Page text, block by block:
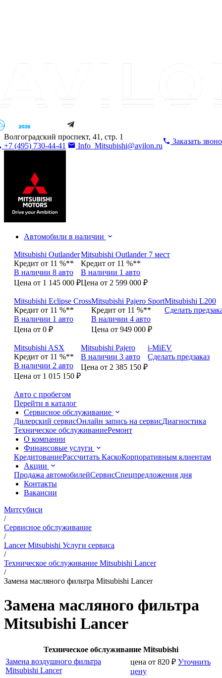
Волгоградский проспект, 41, стр. 1
+7 (495) 730-44-41
Info_Mitsubishi@avilon.ru
Заказать
Автомобили в наличии
Mitsubishi Outlander
Кредит от 11 %**
В наличии 8 авто
Цена от 1 145 000 ₽
Mitsubishi Outlander 7 мест
Кредит от 11 %**
В наличии 1 авто
Цена от 2 599 000 ₽
Mitsubishi Eclipse Cross
Кредит от 11 %**
В наличии 1 авто
Цена от 0 ₽
Mitsubishi Pajero Sport
Кредит от 11 %**
В наличии 4 авто
Цена от 949 000 ₽
Mitsubishi L200
Сделать
Mitsubishi ASX
Кредит от 11 %**
В наличии 2 авто
Цена от 1 015 150 ₽
Mitsubishi Pajero
В наличии 3 авто
Цена от 2 385 150 ₽
i-MiEV
Сделать предзаказ
Авто с пробегом
Перейти в каталог
Сервисное обслуживание
Дилерский сервисОнлайн запись на сервисДиагностика
Техническое обслуживаниеРемонт
О компании
Финансовые услуги
КредитованиеРассчитать КаскоКорпоративным клиентам
Акции
Продажа автомобилейСервисСпецпредложения дня
Контакты
Вакансии
Митсубиси
/
Сервисное обслуживание
/
Lancer Mitsubishi Услуги сервиса
/
Техническое обслуживание Mitsubishi Lancer
/
Замена масляного фильтра Mitsubishi Lancer
Замена масляного фильтра
Mitsubishi Lancer
Техническое обслуживание Mitsubishi
Замена воздушного фильтра
Mitsubishi Lancer
цена от 820 ₽ Уточнить
цену